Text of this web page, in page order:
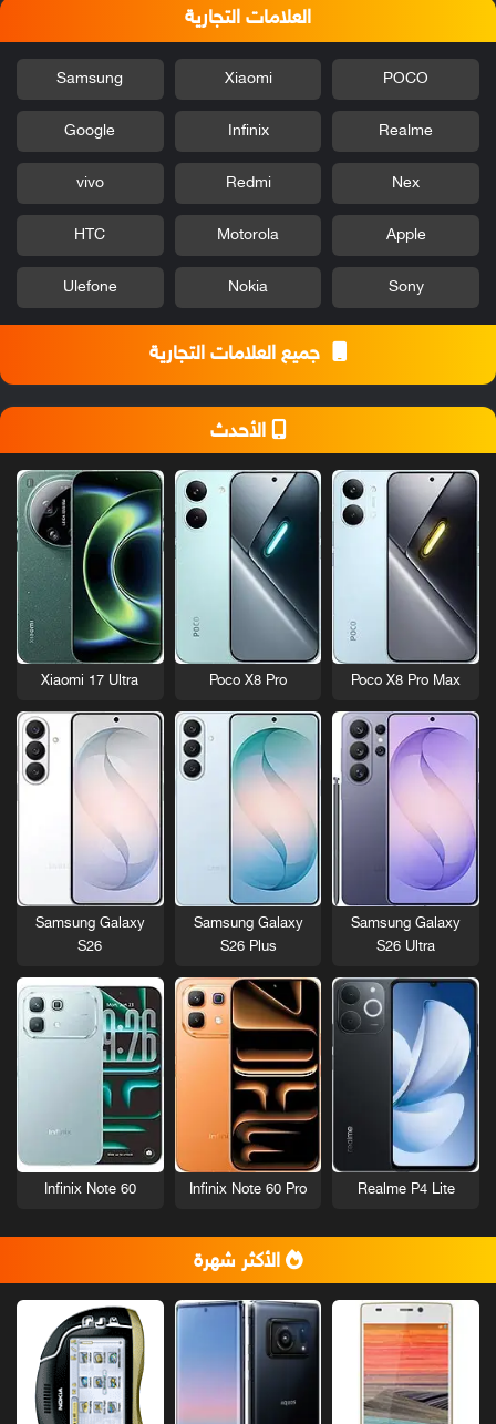
العلامات التجارية
POCO
Xiaomi
Samsung
Realme
Infinix
Google
Nex
Redmi
vivo
Apple
Motorola
HTC
Sony
Nokia
Ulefone
جميع العلامات التجارية
الأحدث
Poco X8 Pro Max
Poco X8 Pro
Xiaomi 17 Ultra
Samsung Galaxy
S26 Ultra
Samsung Galaxy
S26 Plus
Samsung Galaxy
S26
Realme P4 Lite
Infinix Note 60 Pro
Infinix Note 60
الأكثر شهرة